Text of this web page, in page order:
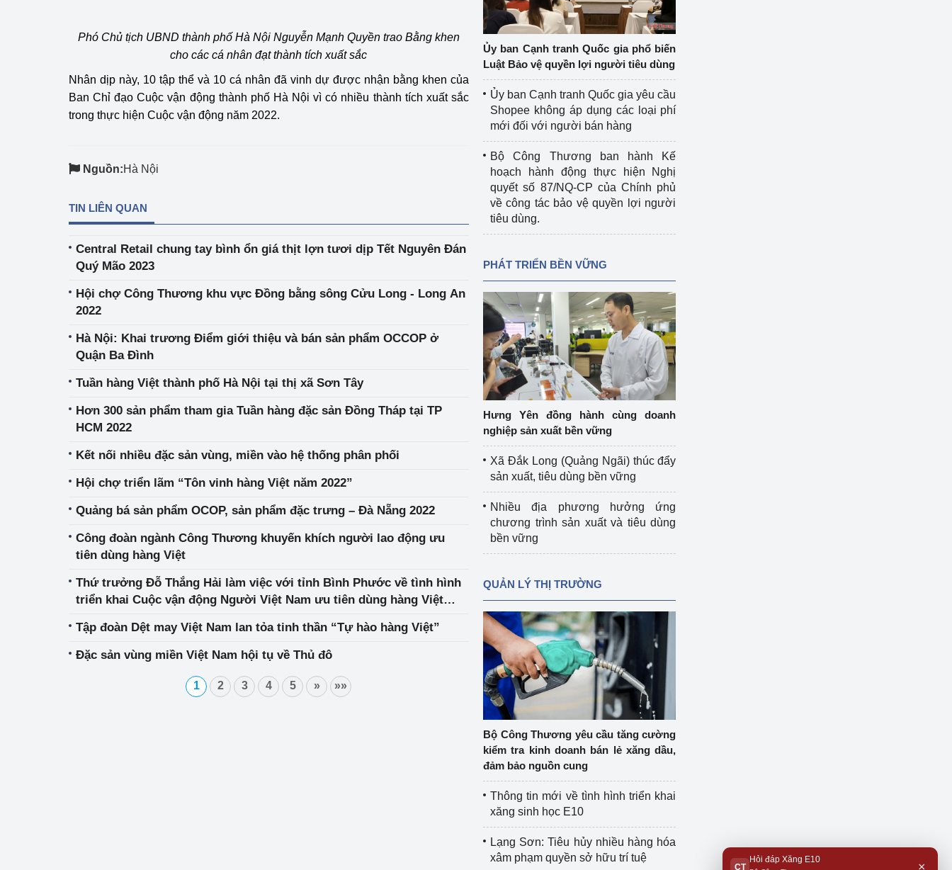
Phó Chủ tịch UBND thành phố Hà Nội Nguyễn Mạnh Quyền trao Bằng khen
cho các cá nhân đạt thành tích xuất sắc
Nhân dịp này, 10 tập thể và 10 cá nhân đã vinh dự được nhận bằng khen của
Ban Chỉ đạo Cuộc vận động thành phố Hà Nội vì có nhiều thành tích xuất sắc
trong thực hiện Cuộc vận động năm 2022.
Nguồn:Hà Nội
TIN LIÊN QUAN
Central Retail chung tay bình ổn giá thịt lợn tươi dịp Tết Nguyên Đán
Quý Mão 2023
Hội chợ Công Thương khu vực Đồng bằng sông Cửu Long - Long An
2022
Hà Nội: Khai trương Điểm giới thiệu và bán sản phẩm OCCOP ở
Quận Ba Đình
Tuần hàng Việt thành phố Hà Nội tại thị xã Sơn Tây
Hơn 300 sản phẩm tham gia Tuần hàng đặc sản Đồng Tháp tại TP
HCM 2022
Kết nối nhiều đặc sản vùng, miền vào hệ thống phân phối
Hội chợ triển lãm “Tôn vinh hàng Việt năm 2022”
Quảng bá sản phẩm OCOP, sản phẩm đặc trưng – Đà Nẵng 2022
Công đoàn ngành Công Thương khuyến khích người lao động ưu
tiên dùng hàng Việt
Thứ trưởng Đỗ Thắng Hải làm việc với tỉnh Bình Phước về tình hình
triển khai Cuộc vận động Người Việt Nam ưu tiên dùng hàng Việt
Tập đoàn Dệt may Việt Nam lan tỏa tinh thần “Tự hào hàng Việt”
Đặc sản vùng miền Việt Nam hội tụ về Thủ đô
1 2 3 4 5 » »»
Ủy ban Cạnh tranh Quốc gia phổ biến
Luật Bảo vệ quyền lợi người tiêu dùng
Ủy ban Cạnh tranh Quốc gia yêu cầu
Shopee không áp dụng các loại phí
mới đối với người bán hàng
Bộ Công Thương ban hành Kế
hoạch hành động thực hiện Nghị
quyết số 87/NQ-CP của Chính phủ
về công tác bảo vệ quyền lợi người
tiêu dùng.
PHÁT TRIỂN BỀN VỮNG
Hưng Yên đồng hành cùng doanh
nghiệp sản xuất bền vững
Xã Đắk Long (Quảng Ngãi) thúc đẩy
sản xuất, tiêu dùng bền vững
Nhiều địa phương hưởng ứng
chương trình sản xuất và tiêu dùng
bền vững
QUẢN LÝ THỊ TRƯỜNG
Bộ Công Thương yêu cầu tăng cường
kiểm tra kinh doanh bán lẻ xăng dầu,
đảm bảo nguồn cung
Thông tin mới về tình hình triển khai
xăng sinh học E10
Lạng Sơn: Tiêu hủy nhiều hàng hóa
xâm phạm quyền sở hữu trí tuệ
CT
Hỏi đáp Xăng E10
×